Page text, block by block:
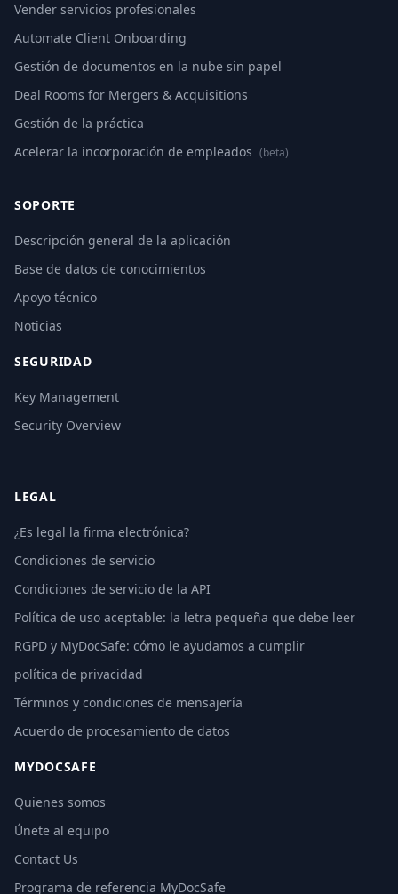
Vender servicios profesionales
Automate Client Onboarding
Gestión de documentos en la nube sin papel
Deal Rooms for Mergers & Acquisitions
Gestión de la práctica
Acelerar la incorporación de empleados (beta)
SOPORTE
Descripción general de la aplicación
Base de datos de conocimientos
Apoyo técnico
Noticias
SEGURIDAD
Key Management
Security Overview
LEGAL
¿Es legal la firma electrónica?
Condiciones de servicio
Condiciones de servicio de la API
Política de uso aceptable: la letra pequeña que debe leer
RGPD y MyDocSafe: cómo le ayudamos a cumplir
política de privacidad
Términos y condiciones de mensajería
Acuerdo de procesamiento de datos
MYDOCSAFE
Quienes somos
Únete al equipo
Contact Us
Programa de referencia MyDocSafe